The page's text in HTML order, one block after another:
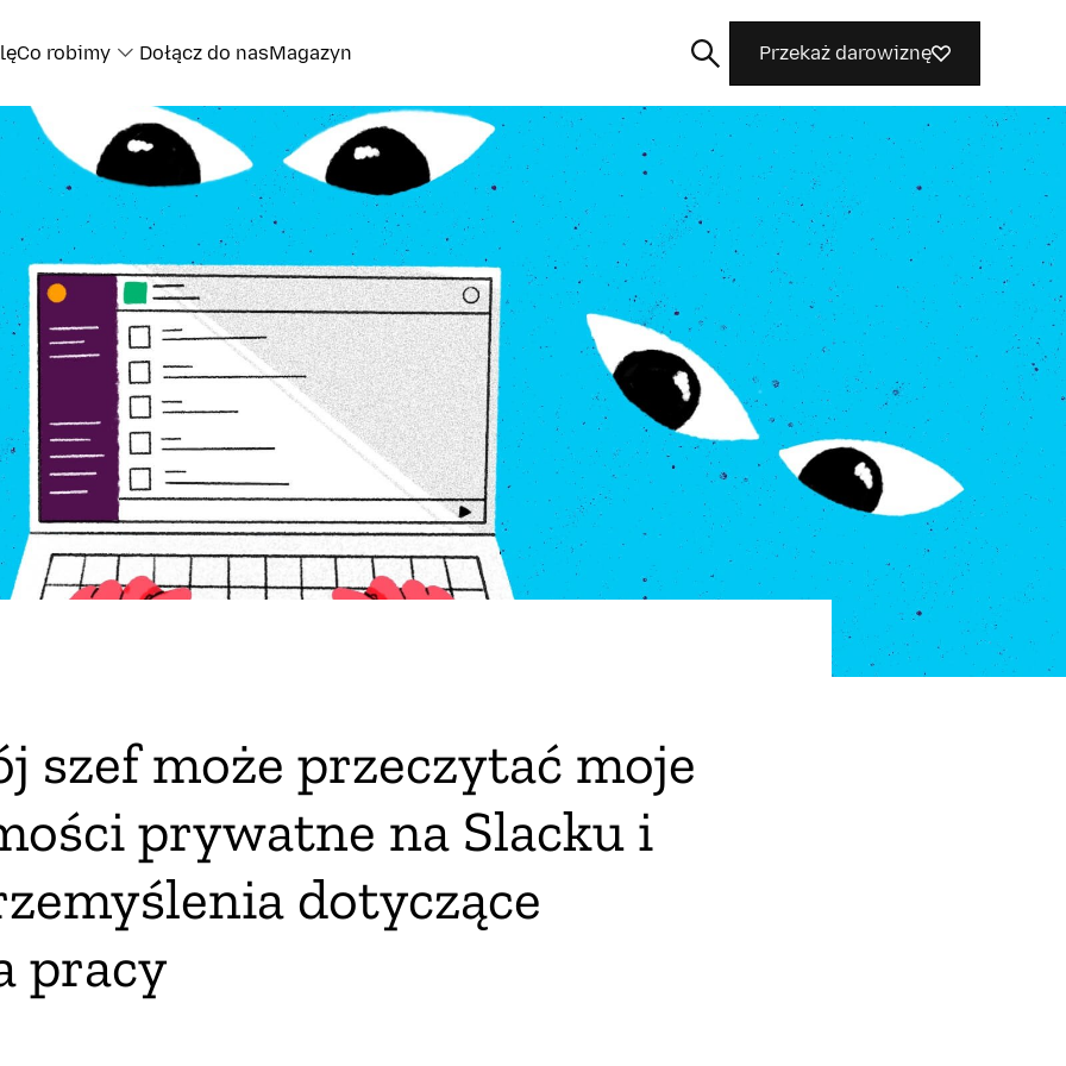
Co robimy Dołącz do nasMagazyn Przekaż darowiznę
Szukaj
szef może przeczytać moje
prywatne na Slacku i
dotyczące
pracy